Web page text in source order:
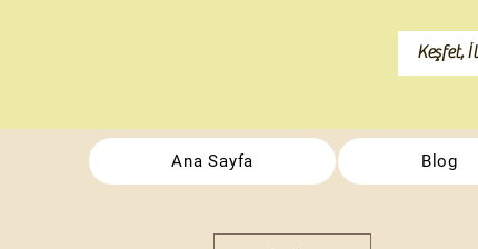
Ana Sayfa Blog